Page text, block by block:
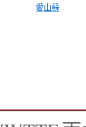
愛山蘇